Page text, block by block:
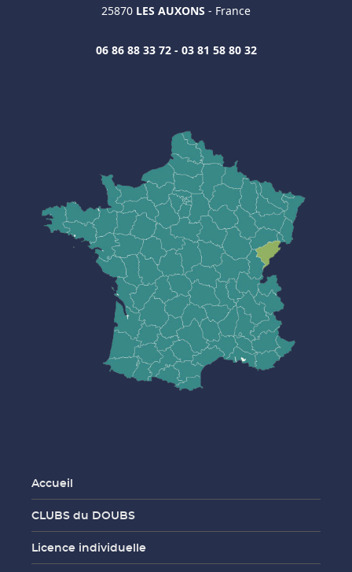
25870 LES AUXONS - France
06 86 88 33 72 - 03 81 58 80 32
Accueil
CLUBS du DOUBS
Licence individuelle